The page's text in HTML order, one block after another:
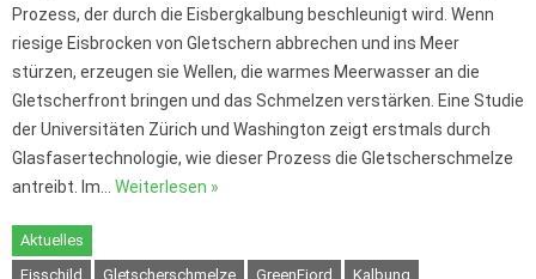
Prozess, der durch die Eisbergkalbung beschleunigt wird. Wenn
riesige Eisbrocken von Gletschern abbrechen und ins Meer
stürzen, erzeugen sie Wellen, die warmes Meerwasser an die
Gletscherfront bringen und das Schmelzen verstärken. Eine Studie
der Universitäten Zürich und Washington zeigt erstmals durch
Glasfasertechnologie, wie dieser Prozess die Gletscherschmelze
antreibt. Im… Weiterlesen »
Aktuelles
Eisschild
Gletscherschmelze GreenFjord
Kalbung